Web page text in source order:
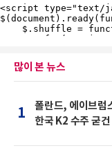
많이 본 뉴스
1
폴란드, 에이브럼
한국 K2 수주 굳건